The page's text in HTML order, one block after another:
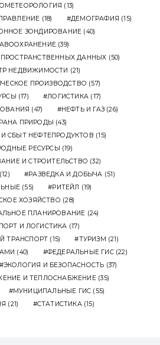
(13)
(18) ДЕМОГРАФИЯ (15)
ЗОНДИРОВАНИЕ (40)
(39)
ДАННЫХ (50)
НЕДВИЖИМОСТИ (21)
ПРОИЗВОДСТВО (57)
(17) ЛОГИСТИКА (17)
(47) НЕФТЬ И ГАЗ(26)
ПРИРОДЫ (43)
СБЫТ НЕФТЕПРОДУКТОВ (15)
РЕСУРСЫ (19)
И СТРОИТЕЛЬСТВО (32)
(12) РАЗВЕДКА И ДОБЫЧА (51)
(55) РИТЕЙЛ (19)
ХОЗЯЙСТВО (28)
ПЛАНИРОВАНИЕ (24)
И ЛОГИСТИКА (17)
ТРАНСПОРТ (15) ТУРИЗМ (21)
(40) ФЕДЕРАЛЬНЫЕ ГИС(22)
ЭКОЛОГИЯ И БЕЗОПАСНОСТЬ (37)
И ТЕПЛОСНАБЖЕНИЕ(35)
МУНИЦИПАЛЬНЫЕ ГИС (55)
(21) СТАТИСТИКА(15)